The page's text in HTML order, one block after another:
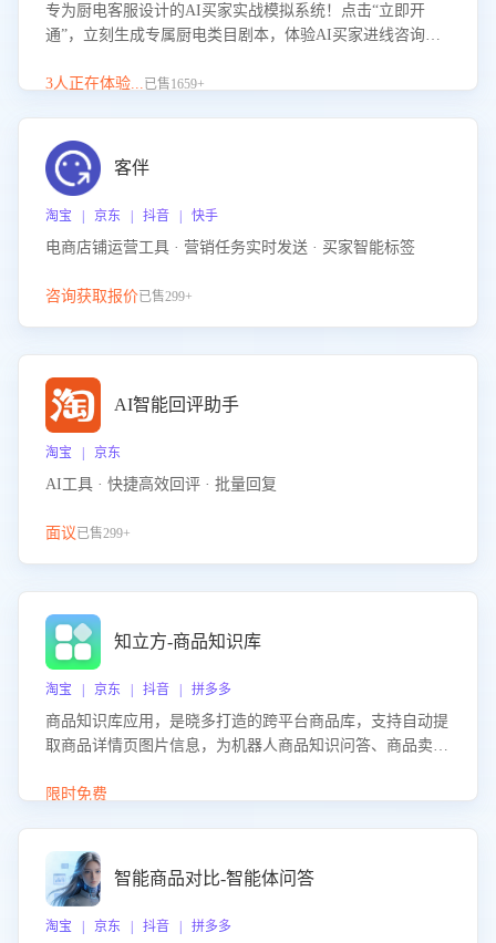
专为厨电客服设计的AI买家实战模拟系统！点击“立即开
通”，立刻生成专属厨电类目剧本，体验AI买家进线咨询真
实场景应对技巧！
3人正在体验...已售1659+
客伴
淘宝 | 京东 | 抖音 | 快手
电商店铺运营工具 · 营销任务实时发送 · 买家智能标签
咨询获取报价已售299+
AI智能回评助手
淘宝 | 京东
AI工具 · 快捷高效回评 · 批量回复
面议已售299+
知立方-商品知识库
淘宝 | 京东 | 抖音 | 拼多多
商品知识库应用，是晓多打造的跨平台商品库，支持自动提
取商品详情页图片信息，为机器人商品知识问答、商品卖点
限时免费
智能商品对比-智能体问答
淘宝 | 京东 | 抖音 | 拼多多